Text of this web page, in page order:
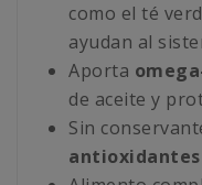
como el té
ayudan al
Aporta
de aceite y
Sin